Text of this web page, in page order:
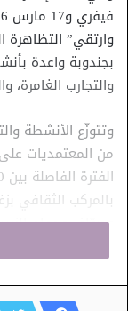
وارتقي” التظاهرة
بجندوبة واعدة
والتجارب الغامرة،
وتتوزّع الأنشطة
من المعتمديات
بالمركب الثقافي
وصوّاف وحمام
وتنتظر روّاد دار
“ليالي رمضان”